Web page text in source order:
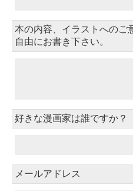
本の内容、イラストへのご
自由にお書き下さい。
好きな漫画家は誰ですか？
メールアドレス